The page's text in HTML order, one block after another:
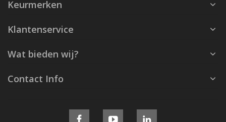
Keurmerken
Klantenservice
Wat bieden wij?
Contact Info